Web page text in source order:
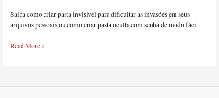
Saiba como criar pasta invisível para dificultar as invasões em seus
arquivos pessoais ou como criar pasta oculta com senha de modo fácil
Read More »